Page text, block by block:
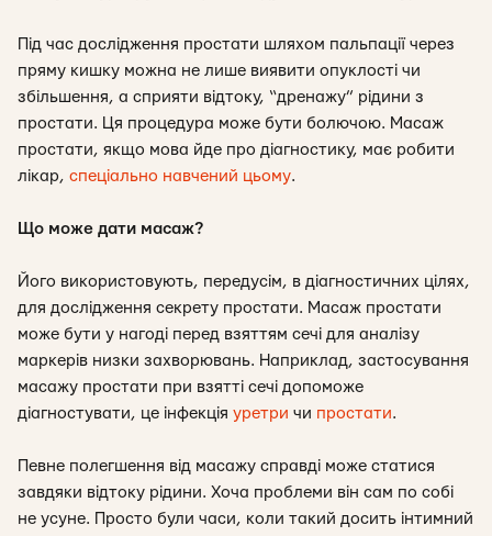
Під час дослідження простати шляхом пальпації через
пряму кишку можна не лише виявити опуклості чи
збільшення, а сприяти відтоку, “дренажу” рідини з
простати. Ця процедура може бути болючою. Масаж
простати, якщо мова йде про діагностику, має робити
лікар, спеціально навчений цьому.
Що може дати масаж?
Його використовують, передусім, в діагностичних цілях,
для дослідження секрету простати. Масаж простати
може бути у нагоді перед взяттям сечі для аналізу
маркерів низки захворювань. Наприклад, застосування
масажу простати при взятті сечі допоможе
діагностувати, це інфекція уретри чи простати.
Певне полегшення від масажу справді може статися
завдяки відтоку рідини. Хоча проблеми він сам по собі
не усуне. Просто були часи, коли такий досить інтимний